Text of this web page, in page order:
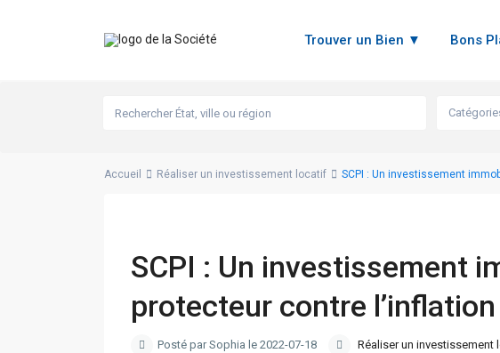
Trouver un Bien ▼ Bons
Accueil Réaliser un investissement locatif SCPI : Un investissement
SCPI : Un investissement
protecteur contre l’inflation
Posté par Sophia le 2022-07-18 Réaliser un investissement